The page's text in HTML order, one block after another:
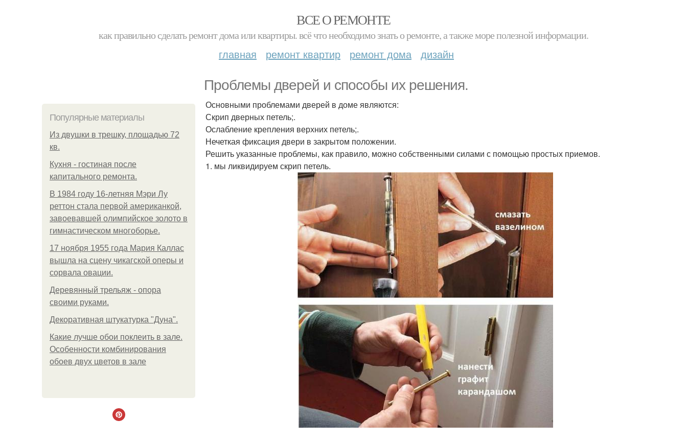
ВСЕ О РЕМОНТЕ
как правильно сделать ремонт дома или квартиры. всё что необходимо знать о ремонте, а также море полезной информации.
главная ремонт квартир ремонт дома дизайн
Проблемы дверей и способы их решения.
Популярные материалы
Из двушки в трешку, площадью 72
кв.
Кухня - гостиная после
капитального ремонта.
В 1984 году 16-летняя Мэри Лу
реттон стала первой американкой,
завоевавшей олимпийское золото в
гимнастическом многоборье.
17 ноября 1955 года Мария Каллас
вышла на сцену чикагской оперы и
сорвала овации.
Деревянный трельяж - опора
своими руками.
Декоративная штукатурка "Дуна".
Какие лучше обои поклеить в зале.
Особенности комбинирования
обоев двух цветов в зале
Основными проблемами дверей в доме являются:
Скрип дверных петель;.
Ослабление крепления верхних петель;.
Нечеткая фиксация двери в закрытом положении.
Решить указанные проблемы, как правило, можно собственными силами с помощью простых приемов.
1. мы ликвидируем скрип петель.